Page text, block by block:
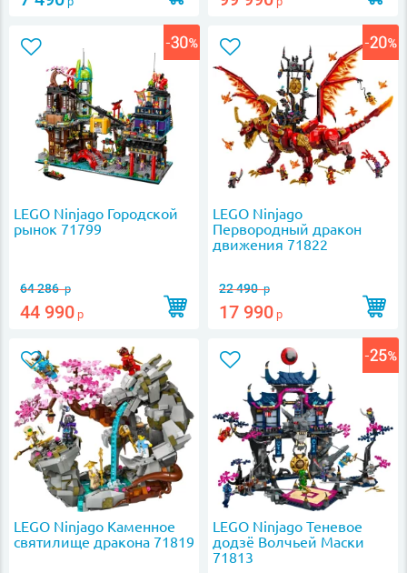
LEGO Ninjago Городской
рынок 71799
64 286р
44 990 р
LEGO Ninjago
Первородный дракон
движения 71822
22 490р
17 990 р
LEGO Ninjago Каменное
святилище дракона 71819
LEGO Ninjago Теневое
додзё Волчьей Маски
71813